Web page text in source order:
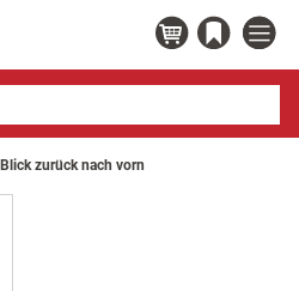
zurück nach vorn